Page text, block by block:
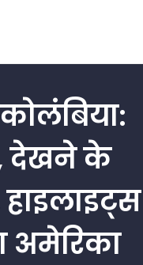
देखने के
अमेरिका